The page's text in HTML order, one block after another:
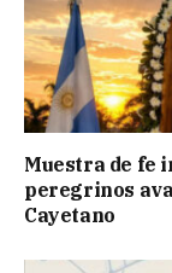
Muestra de fe
peregrinos
Cayetano